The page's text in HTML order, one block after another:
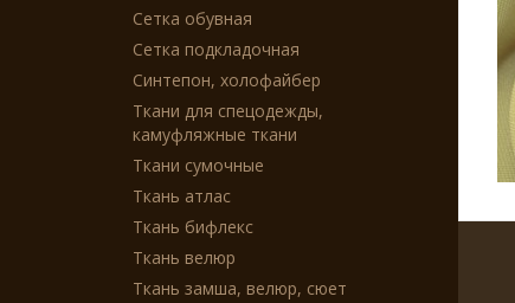
Сетка обувная
Сетка подкладочная
Синтепон, холофайбер
Ткани для спецодежды,
камуфляжные ткани
Ткани сумочные
Ткань атлас
Ткань бифлекс
Ткань велюр
Ткань замша, велюр, сюет